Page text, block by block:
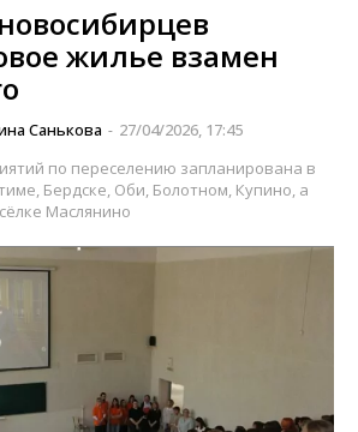
жилье взамен
Санькова - 27/04/2026, 17:45
по переселению запланирована в
Бердске, Оби, Болотном, Купино, а
Маслянино